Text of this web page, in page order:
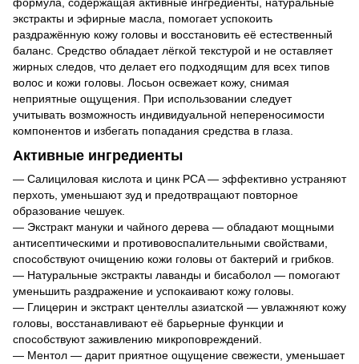
экстракты и эфирные масла, помогает успокоить
раздражённую кожу головы и восстановить её естественный
баланс. Средство обладает лёгкой текстурой и не оставляет
жирных следов, что делает его подходящим для всех типов
волос и кожи головы. Лосьон освежает кожу, снимая
неприятные ощущения. При использовании следует
учитывать возможность индивидуальной непереносимости
компонентов и избегать попадания средства в глаза.
Активные ингредиенты
— Салициловая кислота и цинк PCA — эффективно устраняют
перхоть, уменьшают зуд и предотвращают повторное
образование чешуек.
— Экстракт мануки и чайного дерева — обладают мощными
антисептическими и противовоспалительными свойствами,
способствуют очищению кожи головы от бактерий и грибков.
— Натуральные экстракты лаванды и бисаболол — помогают
уменьшить раздражение и успокаивают кожу головы.
— Глицерин и экстракт центеллы азиатской — увлажняют кожу
головы, восстанавливают её барьерные функции и
способствуют заживлению микроповреждений.
— Ментол — дарит приятное ощущение свежести, уменьшает